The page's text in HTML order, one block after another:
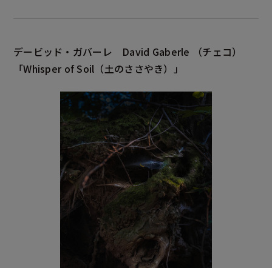
デービッド・ガバーレ David Gaberle
（チェコ）
「Whisper of Soil （土のささやき）」